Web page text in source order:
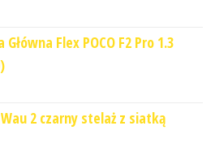
Flex POCO F2 Pro 1.3
2 czarny stelaż z siatką